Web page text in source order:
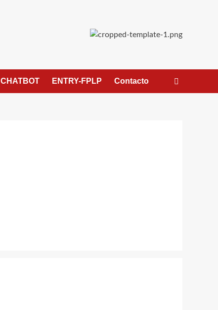
CHATBOT ENTRY-FPLP Contacto